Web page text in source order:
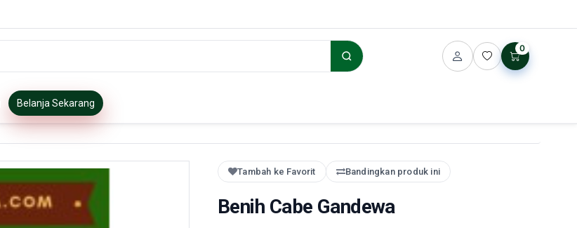
0
Belanja Sekarang
Tambah ke Favorit Bandingkan produk ini
Benih Cabe Gandewa